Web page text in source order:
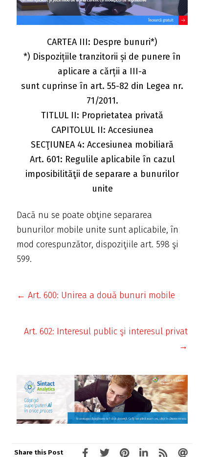
CARTEA III: Despre bunuri*)
*) Dispozițiile tranzitorii și de punere în
aplicare a cărții a III-a
sunt cuprinse în art. 55-82 din Legea nr.
71/2011.
TITLUL II: Proprietatea privată
CAPITOLUL II: Accesiunea
SECŢIUNEA 4: Accesiunea mobiliară
Art. 601: Regulile aplicabile în cazul
imposibilităţii de separare a bunurilor
unite
Dacă nu se poate obţine separarea
bunurilor mobile unite sunt aplicabile, în
mod corespunzător, dispoziţiile art. 598 şi
599.
← Art. 600: Unirea a două bunuri mobile
Art. 602: Interesul public şi interesul privat
→
Share this Post